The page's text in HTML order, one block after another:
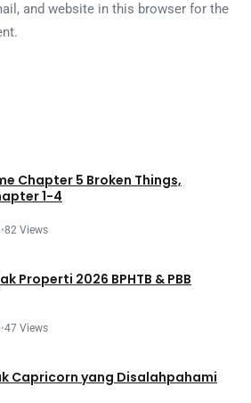
and website in this browser for the
Chapter 5 Broken Things,
1-4
•82 Views
Properti 2026 BPHTB & PBB
•47 Views
Capricorn yang Disalahpahami